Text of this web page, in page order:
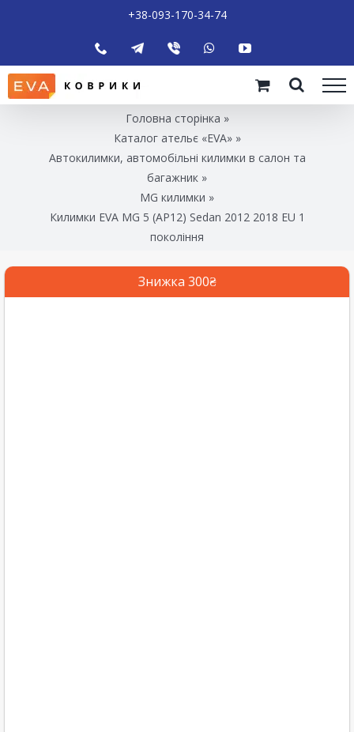
+38-093-170-34-74
Головна сторінка »
Каталог ательє «EVA»»
Автокилимки, автомобільні килимки в салон та
багажник »
MG килимки »
Килимки EVA MG 5 (AP12) Sedan 2012 2018 EU 1
покоління
Знижка 300₴